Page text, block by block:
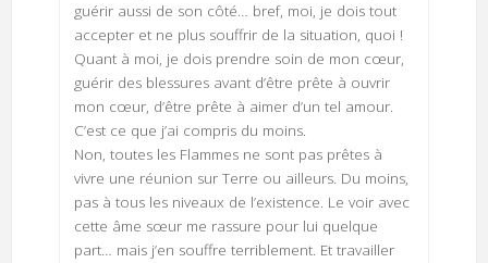
guérir aussi de son côté… bref, moi, je dois tout
accepter et ne plus souffrir de la situation, quoi !
Quant à moi, je dois prendre soin de mon cœur,
guérir des blessures avant d’être prête à ouvrir
mon cœur, d’être prête à aimer d’un tel amour.
C’est ce que j’ai compris du moins.
Non, toutes les Flammes ne sont pas prêtes à
vivre une réunion sur Terre ou ailleurs. Du moins,
pas à tous les niveaux de l’existence. Le voir avec
cette âme sœur me rassure pour lui quelque
part… mais j’en souffre terriblement. Et travailler